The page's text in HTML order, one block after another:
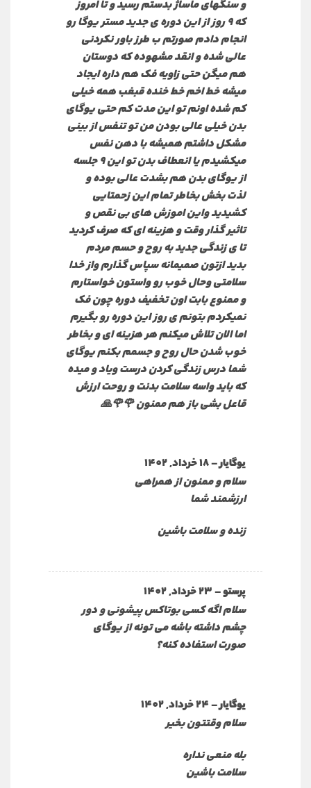
و سنگهای ماساژ بدستم رسید و تا امروز
که 9 روز از این دوره ی جدید مستر یوگا رو
انجام دادم صورتم ب طرز باور نکردنی
عالی شده و انقد مشهوده که دوستان
هم میگن حتی زاویه فک هم داره ایجاد
میشه خط اخم خط خنده قبغب همه خیلی
کم شده اونم تو این مدت کم حتی یوگای
بدن خیلی عالی بودن من تو تنفس از بینی
مشکل داشتم همیشه با دهن نفس
میکشیدم یا انعطاف بدن تو این 9 جلسه
از یوگای بدن هم بشدت عالی بوده و
لذت بخش بخاطر تمام این زحمتایی
کشیدید واین اموزش های بی نقص و
تاثیر گذار وقت و هزینه ای که صرف کردید
تا ی زندگی جدید به روح و حسم مردم
بدید ازتون صمیمانه سپاس گذارم واز خدا
سلامتی وحال خوب رو واستون خواستارم
و ممنوع بابت اون تخفیف دوره چون فک
نمیکردم بتونم ی روز این دوره رو بگیرم
اما الان تلاش میکنم هر هزینه ای و بخاطر
خوب شدن حال روح و جسمم بکنم یوگای
شما درس زندگی کردن درست ویاد و میده
که باید واسه سلامت بدنت و روحت ارزش
قاعل بشی باز هم ممنون 🌹🌹🙏
یوگایار–18 خرداد, 1402
سلام و ممنون از همراهی
ارزشمند شما
زنده و سلامت باشین
پرستو–23 خرداد, 1402
سلام اگه کسی بوتاکس پیشونی و دور
چشم داشته باشه می تونه از یوگای
صورت استفاده کنه؟
یوگایار–24 خرداد, 1402
سلام وقتتون بخیر
بله منعی نداره
سلامت باشین